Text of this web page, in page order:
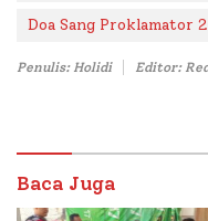
Doa Sang Proklamator
Penulis: Holidi Editor:
Baca Juga